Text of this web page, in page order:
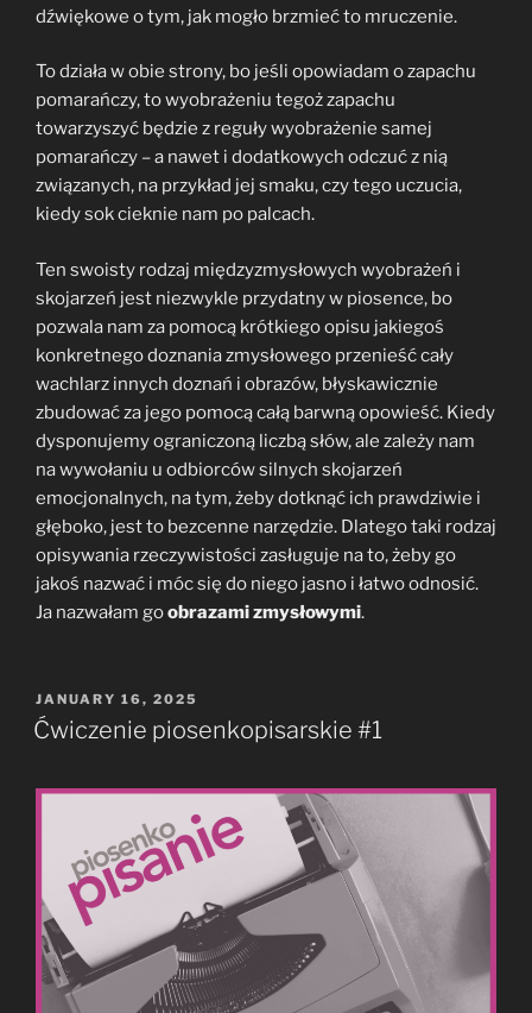
dźwiękowe o tym, jak mogło brzmieć to mruczenie.
To działa w obie strony, bo jeśli opowiadam o zapachu
pomarańczy, to wyobrażeniu tegoż zapachu
towarzyszyć będzie z reguły wyobrażenie samej
pomarańczy – a nawet i dodatkowych odczuć z nią
związanych, na przykład jej smaku, czy tego uczucia,
kiedy sok cieknie nam po palcach.
Ten swoisty rodzaj międzyzmysłowych wyobrażeń i
skojarzeń jest niezwykle przydatny w piosence, bo
pozwala nam za pomocą krótkiego opisu jakiegoś
konkretnego doznania zmysłowego przenieść cały
wachlarz innych doznań i obrazów, błyskawicznie
zbudować za jego pomocą całą barwną opowieść. Kiedy
dysponujemy ograniczoną liczbą słów, ale zależy nam
na wywołaniu u odbiorców silnych skojarzeń
emocjonalnych, na tym, żeby dotknąć ich prawdziwie i
głęboko, jest to bezcenne narzędzie. Dlatego taki rodzaj
opisywania rzeczywistości zasługuje na to, żeby go
jakoś nazwać i móc się do niego jasno i łatwo odnosić.
Ja nazwałam goobrazami zmysłowymi.
POSTED
ON
JANUARY 16, 2025
Ćwiczenie piosenkopisarskie #1